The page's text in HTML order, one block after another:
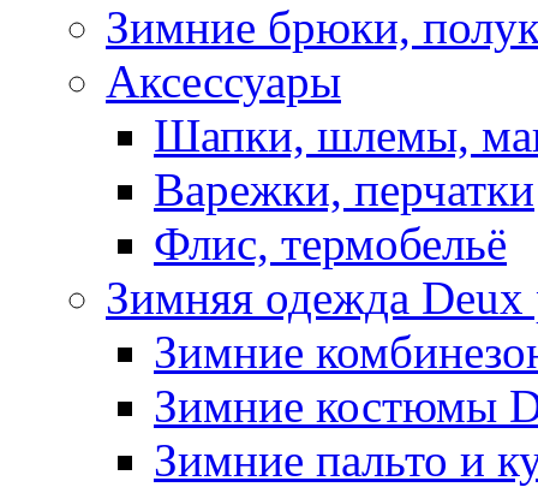
Зимние брюки,
Аксессуары
Шапки, шлемы,
Варежки, перчатки
Флис, термобельё
Зимняя одежда Deux
Зимние
Зимние костюмы
Зимние пальто и